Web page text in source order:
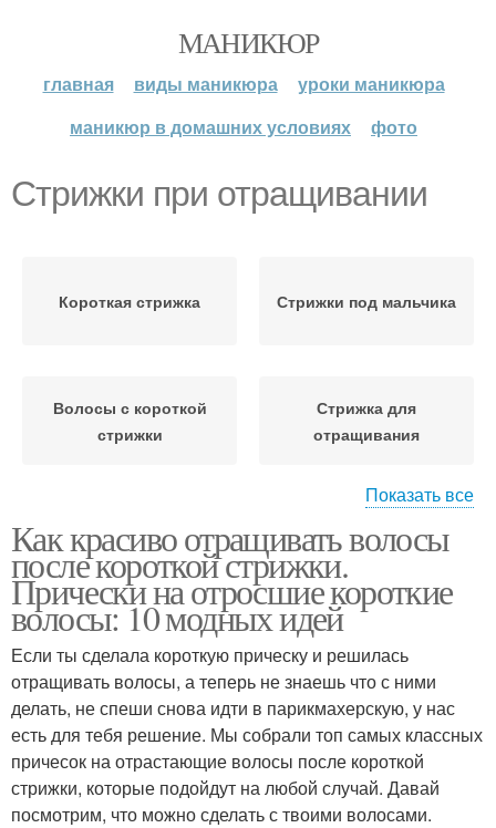
МАНИКЮР
главная виды маникюра
уроки маникюра
маникюр в домашних условиях
фото
Стрижки при отращивании
Короткая стрижка Стрижки под мальчика
Волосы с короткой
стрижки
Стрижка для
отращивания
стрижки
Идеальная стрижка
Успешное отращивание Многослойные стрижки
Показать все
Как красиво отращивать волосы
после короткой стрижки.
Прически на отросшие короткие
волосы: 10 модных идей
Если ты сделала короткую прическу и решилась
отращивать волосы, а теперь не знаешь что с ними
делать, не спеши снова идти в парикмахерскую, у нас
есть для тебя решение. Мы собрали топ самых классных
причесок на отрастающие волосы после короткой
стрижки, которые подойдут на любой случай. Давай
посмотрим, что можно сделать с твоими волосами.